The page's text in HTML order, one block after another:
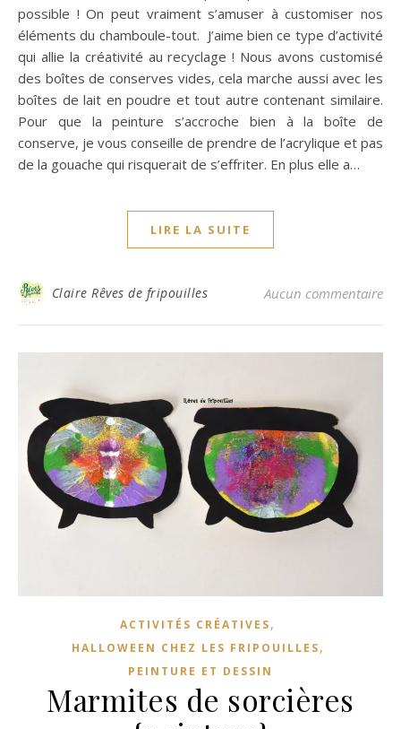
possible ! On peut vraiment s’amuser à customiser nos
éléments du chamboule-tout. J’aime bien ce type d’activité
qui allie la créativité au recyclage ! Nous avons customisé
des boîtes de conserves vides, cela marche aussi avec les
boîtes de lait en poudre et tout autre contenant similaire.
Pour que la peinture s’accroche bien à la boîte de
conserve, je vous conseille de prendre de l’acrylique et pas
de la gouache qui risquerait de s’effriter. En plus elle a…
LIRE LA SUITE
Claire Rêves de fripouilles Aucun commentaire
ACTIVITÉS CRÉATIVES,
HALLOWEEN CHEZ LES FRIPOUILLES,
PEINTURE ET DESSIN
Marmites de sorcières